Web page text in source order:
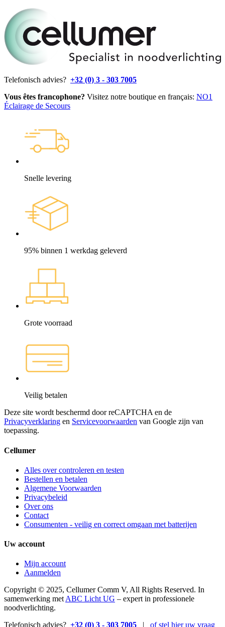
Telefonisch advies? +32 (0) 3 - 303 7005
Vous êtes francophone? Visitez notre boutique en français: NO1
Éclairage de Secours
Snelle levering
95% binnen 1 werkdag geleverd
Grote voorraad
Veilig betalen
Deze site wordt beschermd door reCAPTCHA en de
Privacyverklaring en Servicevoorwaarden van Google zijn van
toepassing.
Cellumer
Alles over controleren en testen
Bestellen en betalen
Algemene Voorwaarden
Privacybeleid
Over ons
Contact
Consumenten - veilig en correct omgaan met batterijen
Uw account
Mijn account
Aanmelden
Copyright © 2025, Cellumer Comm V, All Rights Reserved. In
samenwerking met ABC Licht UG – expert in professionele
noodverlichting.
Telefonisch advies? +32 (0) 3 - 303 7005 | of stel hier uw vraag